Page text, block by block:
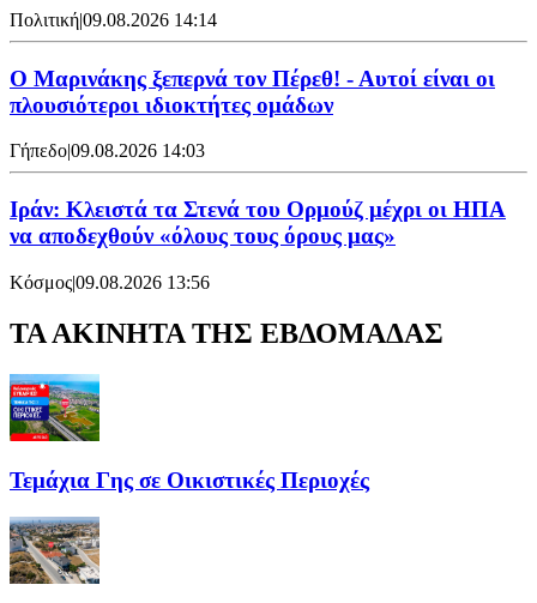
Πολιτική|09.08.2026 14:14
Ο Μαρινάκης ξεπερνά τον Πέρεθ! - Αυτοί είναι οι
πλουσιότεροι ιδιοκτήτες ομάδων
Γήπεδο|09.08.2026 14:03
Ιράν: Κλειστά τα Στενά του Ορμούζ μέχρι οι ΗΠΑ
να αποδεχθούν «όλους τους όρους μας»
Κόσμος|09.08.2026 13:56
ΤΑ ΑΚΙΝΗΤΑ ΤΗΣ ΕΒΔΟΜΑΔΑΣ
Τεμάχια Γης σε Οικιστικές Περιοχές